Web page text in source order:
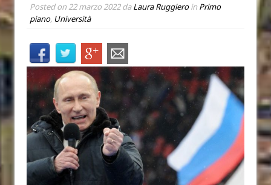
Posted on 22 marzo 2022daLaura Ruggieroin Primo
piano, Università